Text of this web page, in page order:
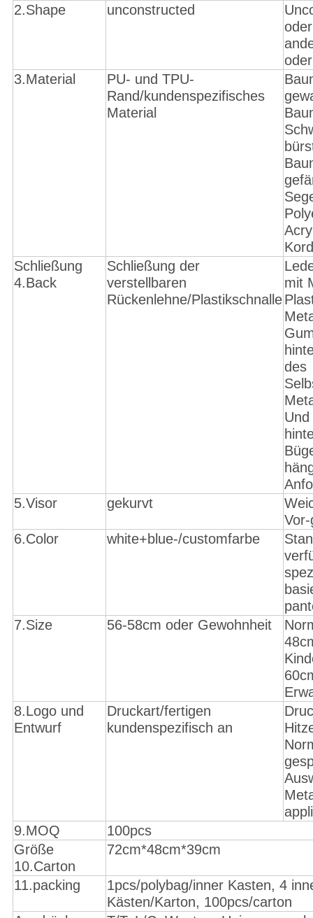
2.Shape unconstructed
3.Material
PU- und TPU-
Rand/kundenspezifisches
Material
Schließung
4.Back
Schließung der
verstellbaren
Rückenlehne/Plastikschnalle
mit
des
5.Visor
gekurvt
6.Color
white+blue-/customfarbe
7.Size
56-58cm oder Gewohnheit
8.Logo und
Entwurf
Druckart/fertigen
kundenspezifisch an
9.MOQ
100pcs
Größe
10.Carton
72cm*48cm*39cm
11.packing
1pcs/polybag/inner Kasten, 4
Kästen/Karton, 100pcs/carton